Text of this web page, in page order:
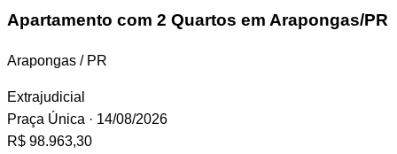
Apartamento com 2 Quartos em Arapongas/PR
Arapongas / PR
Extrajudicial
Praça Única · 14/08/2026
R$ 98.963,30